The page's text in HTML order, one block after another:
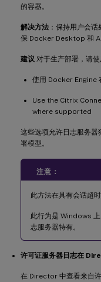
的容器。
解决方法 ：保持用户会
保 Docker Desktop 和
建议 对于生产部署，请使
使用 Docker Engine
Use the Citrix
where supported
这些选项允许日志服务
署模型。
注意：
此方法在具有会话超
此行为是 Windows
志服务器特有。
许可证服务器日志在
在 Director 中查看来自